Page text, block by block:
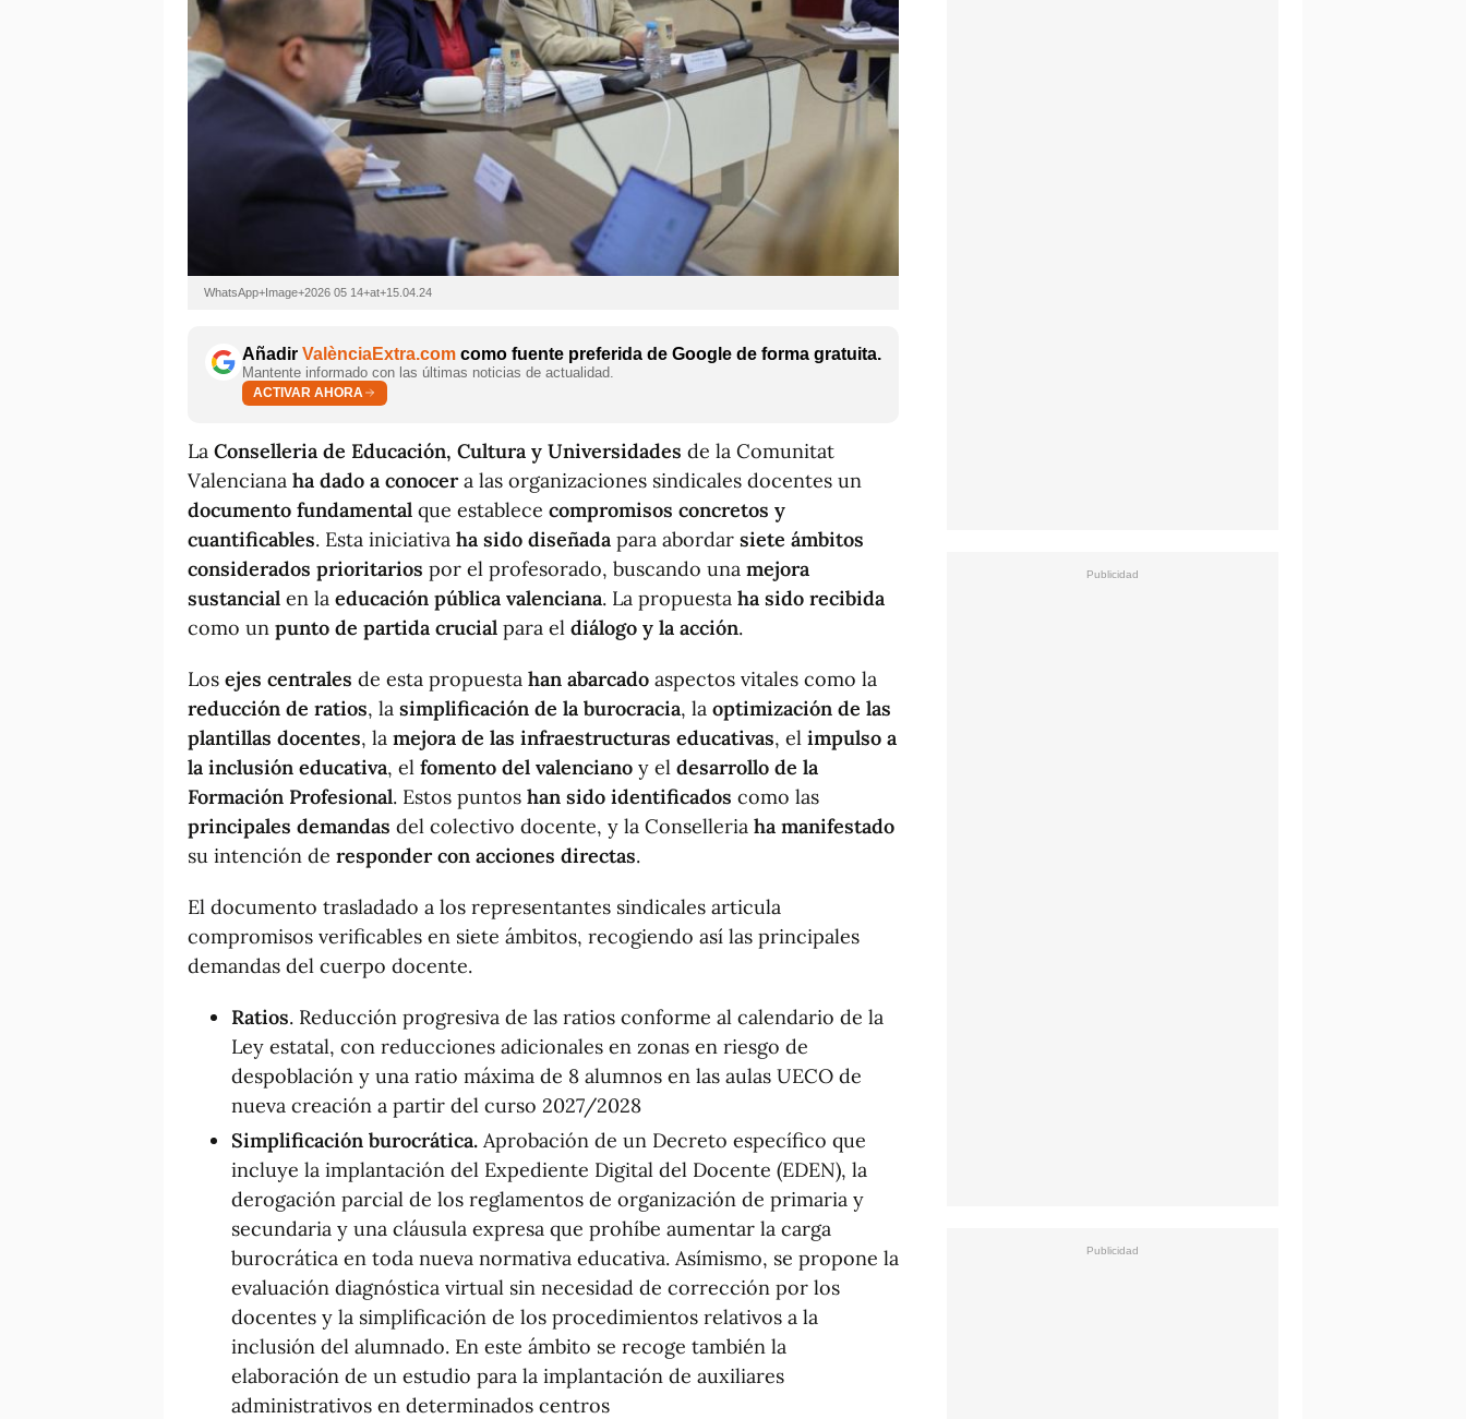
WhatsApp+Image+2026 05 14+at+15.04.24
Añadir ValènciaExtra.com como fuente preferida de Google de forma gratuita.
Mantente informado con las últimas noticias de actualidad.
ACTIVAR AHORA
La Conselleria de Educación, Cultura y Universidades de la Comunitat
Valenciana ha dado a conocera las organizaciones sindicales docentes un
documento fundamental que establece compromisos concretos y
cuantificables. Esta iniciativa ha sido diseñada para abordar siete ámbitos
considerados prioritarios por el profesorado, buscando una mejora
sustancial en la educación pública valenciana. La propuesta ha sido recibida
como un punto de partida crucial para el diálogo y la acción.
Los ejes centrales de esta propuesta han abarcado aspectos vitales como la
reducción de ratios, la simplificación de la burocracia, la optimización de las
plantillas docentes, la mejora de las infraestructuras educativas, el impulso a
la inclusión educativa, el fomento del valenciano y el desarrollo de la
Formación Profesional. Estos puntos han sido identificados como las
principales demandas del colectivo docente, y la Conselleria ha manifestado
su intención de responder con acciones directas.
El documento trasladado a los representantes sindicales articula
compromisos verificables en siete ámbitos, recogiendo así las principales
demandas del cuerpo docente.
Ratios. Reducción progresiva de las ratios conforme al calendario de la
Ley estatal, con reducciones adicionales en zonas en riesgo de
despoblación y una ratio máxima de 8 alumnos en las aulas UECO de
nueva creación a partir del curso 2027/2028
Simplificación burocrática. Aprobación de un Decreto específico que
incluye la implantación del Expediente Digital del Docente (EDEN), la
derogación parcial de los reglamentos de organización de primaria y
secundaria y una cláusula expresa que prohíbe aumentar la carga
burocrática en toda nueva normativa educativa. Asímismo, se propone la
evaluación diagnóstica virtual sin necesidad de corrección por los
docentes y la simplificación de los procedimientos relativos a la
inclusión del alumnado. En este ámbito se recoge también la
elaboración de un estudio para la implantación de auxiliares
administrativos en determinados centros